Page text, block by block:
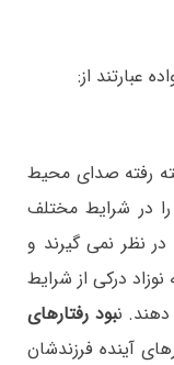
عبارتند از:
رفته صدای محیط
در شرایط مختلف
نظر نمی گیرند و
نوزاد درکی از شرایط
دهند. نبود رفتارهای
آینده فرزندشان